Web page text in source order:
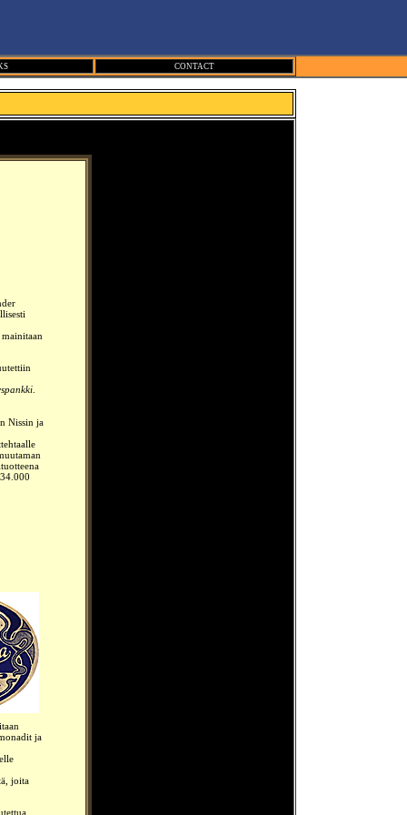
CONTACT
mainitaan
Nissin ja
ja
joita